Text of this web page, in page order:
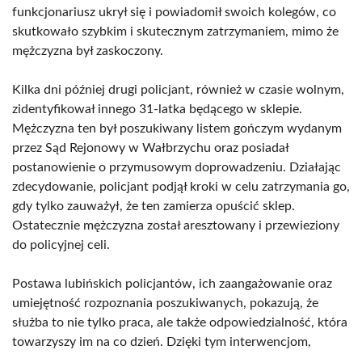
funkcjonariusz ukrył się i powiadomił swoich kolegów, co
skutkowało szybkim i skutecznym zatrzymaniem, mimo że
mężczyzna był zaskoczony.
Kilka dni później drugi policjant, również w czasie wolnym,
zidentyfikował innego 31-latka będącego w sklepie.
Mężczyzna ten był poszukiwany listem gończym wydanym
przez Sąd Rejonowy w Wałbrzychu oraz posiadał
postanowienie o przymusowym doprowadzeniu. Działając
zdecydowanie, policjant podjął kroki w celu zatrzymania go,
gdy tylko zauważył, że ten zamierza opuścić sklep.
Ostatecznie mężczyzna został aresztowany i przewieziony
do policyjnej celi.
Postawa lubińskich policjantów, ich zaangażowanie oraz
umiejętność rozpoznania poszukiwanych, pokazują, że
służba to nie tylko praca, ale także odpowiedzialność, która
towarzyszy im na co dzień. Dzięki tym interwencjom,